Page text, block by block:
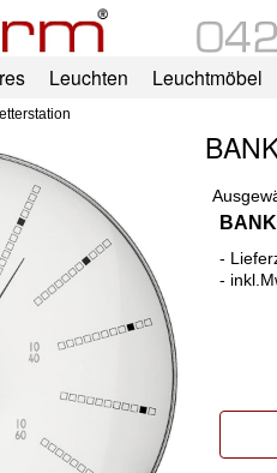
Leuchten Leuchtmöbel
-
-